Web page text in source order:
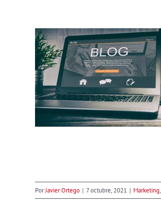
PorJavier Ortego | 7 octubre, 2021 | Marketing,